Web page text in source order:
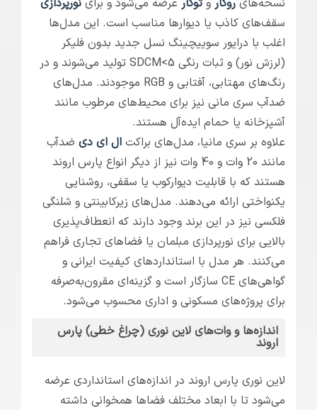
نسخه‌های روکار وتوکار عرضه می‌شود و برای نورپردازی
سقف‌های کاذب یا دیوارها مناسب است. این مدل‌ها
اغلب با درایور سوییچینگ نسل جدید بدون فلیکر
(لرزش نور) و ثبات رنگی SDCM<5 تولید می‌شوند و در
رنگ‌های مهتابی، آفتابی و RGB موجودند. مدل‌های
ضدآب سری مانی نیز برای محیط‌های مرطوب مانند
آشپزخانه یا حمام ایده‌آل هستند.
علاوه بر سری مانیا، مدل‌های براکت ال ای دی ضدآب
مانند 20 وات و 40 وات نیز از دیگر انواع پارس اروند
هستند که با قابلیت دیوارکوب یا سقفی، روشنایی
یکنواختی ارائه می‌دهند. مدل‌های زیرکابینتی و شلنگی
فلکسی نیز در این برند وجود دارند که انعطاف‌پذیری
بالایی برای نورپردازی مبلمان یا فضاهای تجاری فراهم
می‌کنند. هر مدل با استانداردهای کیفیت ایرانی و
گواهی‌های CE سازگار است و گزینه‌ای مقرون‌به‌صرفه
برای پروژه‌های مسکونی و اداری محسوب می‌شود.
اندازه‌ها و وات‌های لاین نوری (چراغ خطی) پارس
اروند
لاین نوری پارس اروند در اندازه‌های استانداردی عرضه
می‌شود تا با ابعاد مختلف فضاها همخوانی داشته